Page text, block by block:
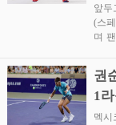
앞두
(스
며
권
1
멕시